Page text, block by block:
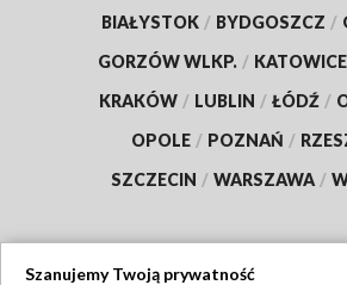
BIAŁYSTOK / BYDGOSZCZ /
GORZÓW WLKP. / KATOWICE
KRAKÓW / LUBLIN / ŁÓDŹ /
OPOLE / POZNAŃ /
SZCZECIN / WARSZAWA /
Szanujemy Twoją prywatność